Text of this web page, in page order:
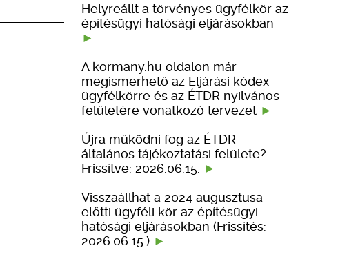
Helyreállt a törvényes ügyfélkör az
építésügyi hatósági eljárásokban
A kormany.hu oldalon már
megismerhető az Eljárási kódex
ügyfélkörre és az ÉTDR nyilvános
felületére vonatkozó tervezet
Újra működni fog az ÉTDR
általános tájékoztatási felülete? -
Frissítve: 2026.06.15.
Visszaállhat a 2024 augusztusa
előtti ügyféli kör az építésügyi
hatósági eljárásokban (Frissítés:
2026.06.15.)